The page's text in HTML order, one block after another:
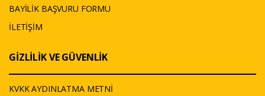
BAYİLİK BAŞVURU FORMU
İLETİŞİM
GİZLİLİK VE GÜVENLİK
KVKK AYDINLATMA METNİ